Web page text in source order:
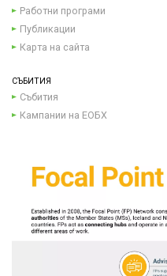
Работни програми
Публикации
Карта на сайта
СЪБИТИЯ
Събития
Кампании на ЕОБХ